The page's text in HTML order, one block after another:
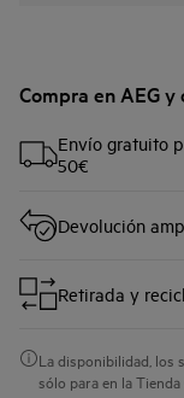
Compra en AEG y
Envío gratuito
50€
Devolución
Retirada y
La disponibilidad, los
sólo para en la Tienda